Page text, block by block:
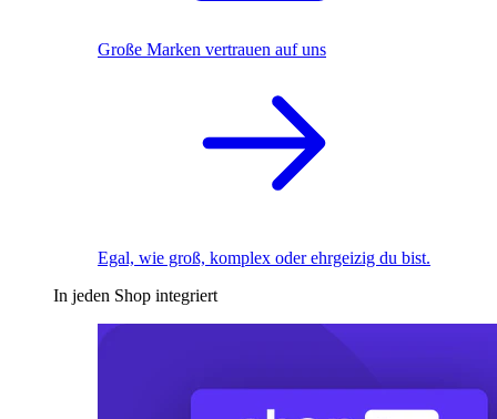
Große Marken vertrauen auf uns
Egal, wie groß, komplex oder ehrgeizig du bist.
In jeden Shop integriert